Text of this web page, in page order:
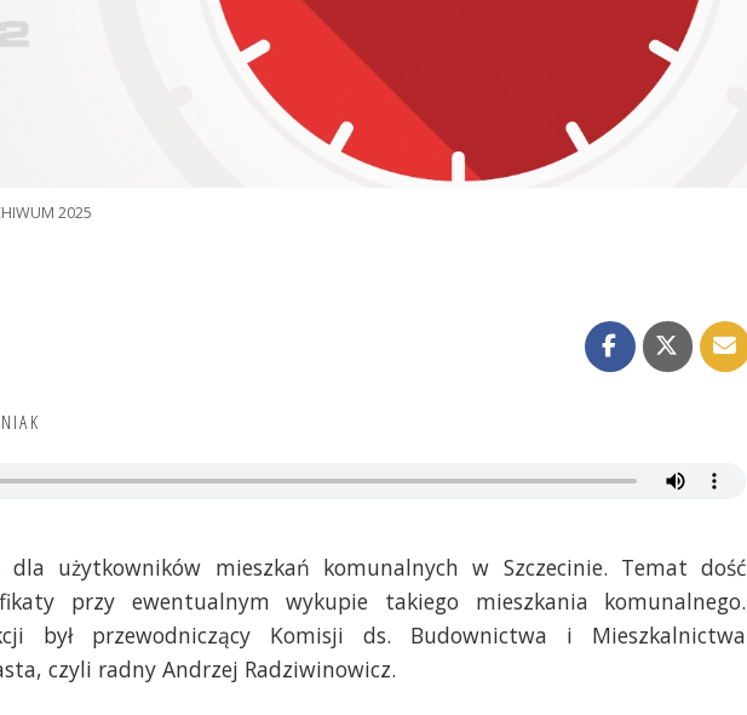
2025
dla użytkowników mieszkań komunalnych w Szczecinie. Temat dość
przy ewentualnym wykupie takiego mieszkania komunalnego.
był przewodniczący Komisji ds. Budownictwa i Mieszkalnictwa
czyli radny Andrzej Radziwinowicz.